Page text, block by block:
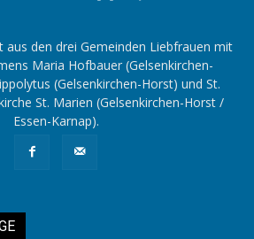
aus den drei Gemeinden Liebfrauen mit
Maria Hofbauer (Gelsenkirchen-
(Gelsenkirchen-Horst) und St.
St. Marien (Gelsenkirchen-Horst /
Essen-Karnap).